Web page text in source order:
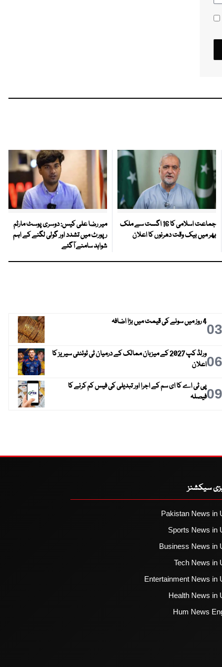
جماعت اسلامی کا 16 اگست سے ملک
بھر میں بیک وقت دھرنوں کا اعلان
میر رضا علی کیس: دوسری پوسٹ مارٹم
رپورٹ میں تشدد اور گولی لگنے کے اہم
شواہد سامنے آگئے
034 روز میں سونے کی قیمت میں بڑا اضافہ
06
ورلڈ کپ 2027 کے میزبان ممالک کے درمیان ٹی ٹوئنٹی سیریز کا
اعلان
09پی ٹی اے کا ای سم کے اجرا اور تبدیلی کی فیس کم کرنے کا
فیصلہ
سیکشنز
Pakistan News in
Sports News in
Business News in
Tech News in
Entertainment News in
Health News in
Hum News